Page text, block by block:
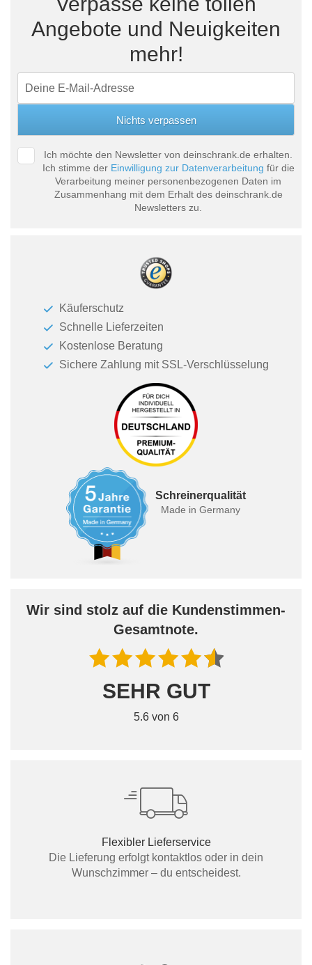
Angebote und Neuigkeiten
mehr!
Ich möchte den Newsletter von deinschrank.de erhalten.
Ich stimme der Einwilligung zur Datenverarbeitung für die
Verarbeitung meiner personenbezogenen Daten im
Zusammenhang mit dem Erhalt des deinschrank.de
Newsletters zu.
Käuferschutz
Schnelle Lieferzeiten
Kostenlose Beratung
Sichere Zahlung mit SSL-Verschlüsselung
Schreinerqualität
Made in Germany
Wir sind stolz auf die Kundenstimmen-
Gesamtnote.
SEHR GUT
5.6 von 6
Flexibler Lieferservice
Die Lieferung erfolgt kontaktlos oder in dein
Wunschzimmer – du entscheidest.